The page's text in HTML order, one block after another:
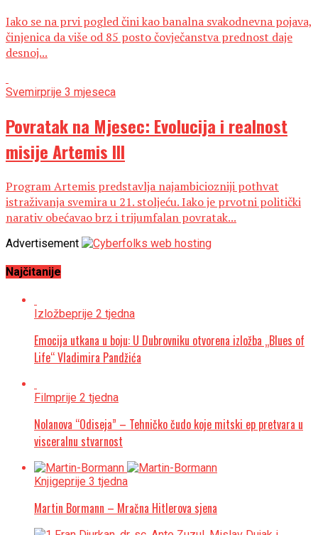
Iako se na prvi pogled čini kao banalna svakodnevna pojava,
činjenica da više od 85 posto čovječanstva prednost daje
desnoj...
Svemirprije 3 mjeseca
Povratak na Mjesec: Evolucija i realnost
misije Artemis III
Program Artemis predstavlja najambiciozniji pothvat
istraživanja svemira u 21. stoljeću. Iako je prvotni politički
narativ obećavao brz i trijumfalan povratak...
Advertisement
Najčitanije
Izložbeprije 2 tjedna
Emocija utkana u boju: U Dubrovniku otvorena izložba „Blues of
Life“ Vladimira Pandžića
Filmprije 2 tjedna
Nolanova “Odiseja” – Tehničko čudo koje mitski ep pretvara u
visceralnu stvarnost
Knjigeprije 3 tjedna
Martin Bormann – Mračna Hitlerova sjena